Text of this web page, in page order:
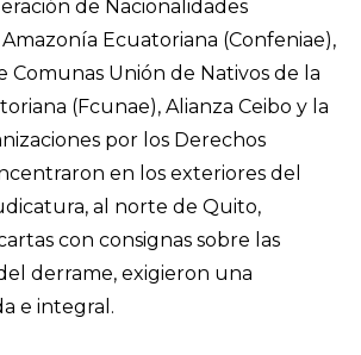
de Nacionalidades
Ecuatoriana (Confeniae),
Comunas Unión de Nativos de la
(Fcunae), Alianza Ceibo y la
por los Derechos
en los exteriores del
al norte de Quito,
con consignas sobre las
derrame, exigieron una
e integral.